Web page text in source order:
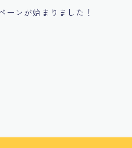
ーンが始まりました！